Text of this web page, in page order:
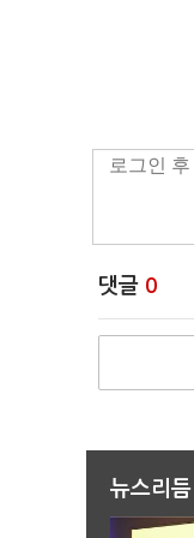
댓글 0
뉴스리듬